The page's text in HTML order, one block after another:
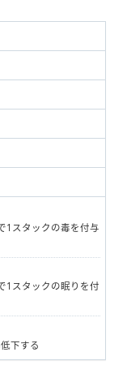
1スタックの毒を付与
1スタックの眠りを付
下する